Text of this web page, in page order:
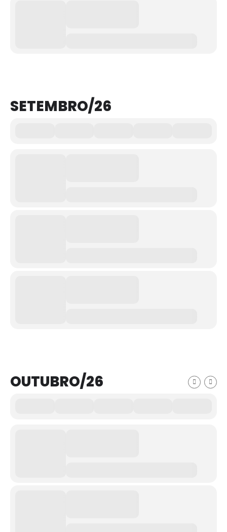
SETEMBRO/26
OUTUBRO/26